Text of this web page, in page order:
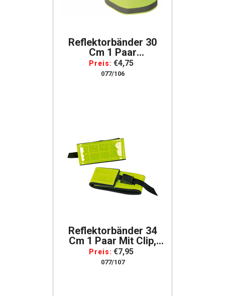
Reflektorbänder 30
Cm 1 Paar
Reflexbänder
Reflektierendes
Preis: €4,75
077/106
Reflektorbänder 34
Cm 1 Paar Mit Clip,
Armband Für Joggen,
Reiten…
Preis: €7,95
077/107